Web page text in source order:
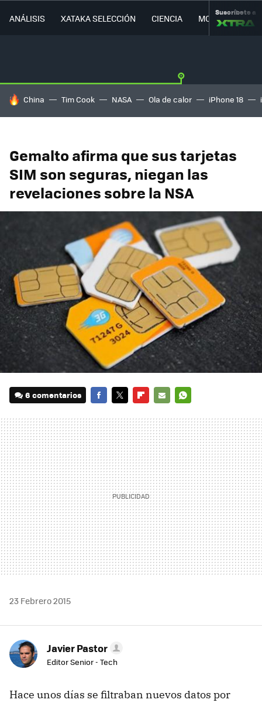
ANÁLISIS XATAKA SELECCIÓN CIENCIA MOVILIDAD
Suscríbete a
HOY SE HABLA DE
China Tim Cook NASA Ola de calor iPhone 18
Gemalto afirma que sus tarjetas
SIM son seguras, niegan las
revelaciones sobre la NSA
6 comentarios
MAIL
23 Febrero 2015
Javier Pastor
Editor Senior - Tech
Hace unos días se filtraban nuevos datos por